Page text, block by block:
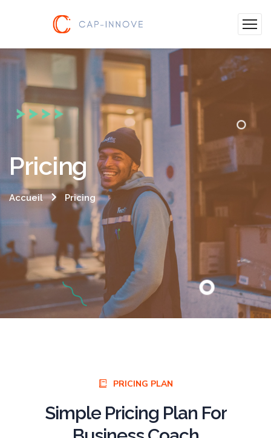
Pricing
Accueil Pricing
PRICING PLAN
Simple Pricing Plan For